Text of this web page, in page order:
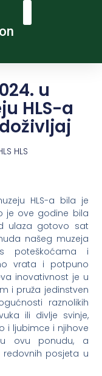
u
HLS-a
HLS
HLS-a bila je
je ove godine bila
ulaza gotovo sat
našeg muzeja
poteškoćama i
vrata i potpuno
inovativnost je u
i pruža jedinstven
raznolikih
ili divlje svinje,
i ljubimce i njihove
u ovu ponudu, a
redovnih posjeta u